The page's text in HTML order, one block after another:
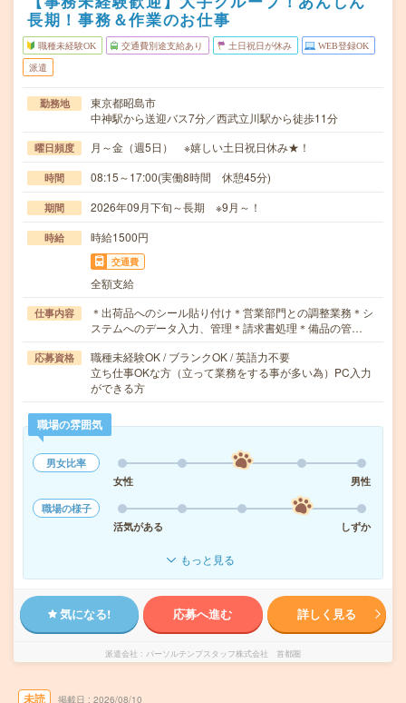
長期！事務＆作業のお仕事
職種未経験OK 交通費別途支給あり 土日祝日が休み WEB登録OK
派遣
勤務地
東京都昭島市
中神駅から送迎バス7分／西武立川駅から徒歩11分
曜日頻度 月～金（週5日） ※嬉しい土日祝日休み★！
時間 08:15～17:00(実働8時間 休憩45分)
期間 2026年09月下旬～長期 ※9月～！
時給 時給1500円
交通費
全額支給
仕事内容
＊出荷品へのシール貼り付け＊営業部門との調整業務＊シ
ステムへのデータ入力、管理＊請求書処理＊備品の管…
応募資格
職種未経験OK / ブランクOK / 英語力不要
立ち仕事OKな方（立って業務をする事が多い為）PC入力
ができる方
職場の雰囲気
男女比率
女性
男性
職場の様子
活気がある
しずか
もっと見る
気になる! 応募へ進む 詳しく見る
派遣会社 パーソルテンプスタッフ株式会社 首都圏
未読 掲載日 2026/08/10